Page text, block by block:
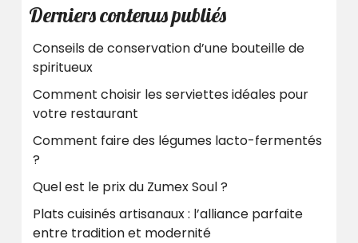
Derniers contenus publiés
Conseils de conservation d’une bouteille de
spiritueux
Comment choisir les serviettes idéales pour
votre restaurant
Comment faire des légumes lacto-fermentés
?
Quel est le prix du Zumex Soul ?
Plats cuisinés artisanaux : l’alliance parfaite
entre tradition et modernité